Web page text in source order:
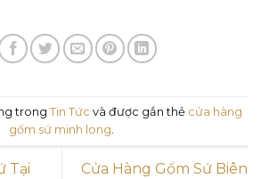
trong Tin Tức và được gắn thẻ cửa hàng
gốm sứ minh long
Tại
Cửa Hàng Gốm Sứ Biên